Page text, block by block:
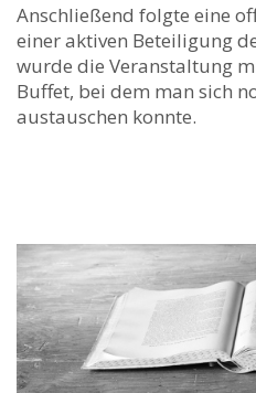
Anschließend folgte eine
einer aktiven Beteiligung
wurde die Veranstaltung
Buffet, bei dem man sich
austauschen konnte.